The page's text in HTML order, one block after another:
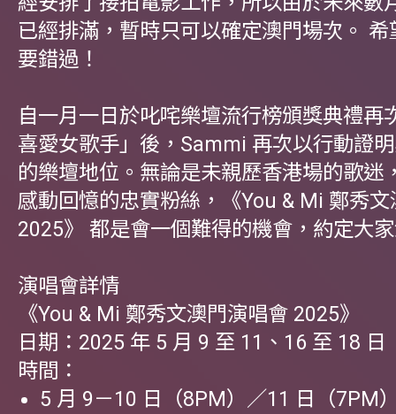
已經排滿，暫時只可以確定澳門場次。
要錯過！
自一月一日於叱咤樂壇流行榜頒獎典禮再
喜愛女歌手」後，Sammi 再次以行動證
的樂壇地位。無論是未親歷香港場的歌迷
感動回憶的忠實粉絲，《You & Mi 鄭秀
2025》 都是會一個難得的機會，約定大
演唱會詳情
《You & Mi 鄭秀文澳門演唱會 2025》
日期：2025 年 5 月 9 至 11、16 至 18 日
時間：
5 月 9－10 日（8PM）／11 日（7PM